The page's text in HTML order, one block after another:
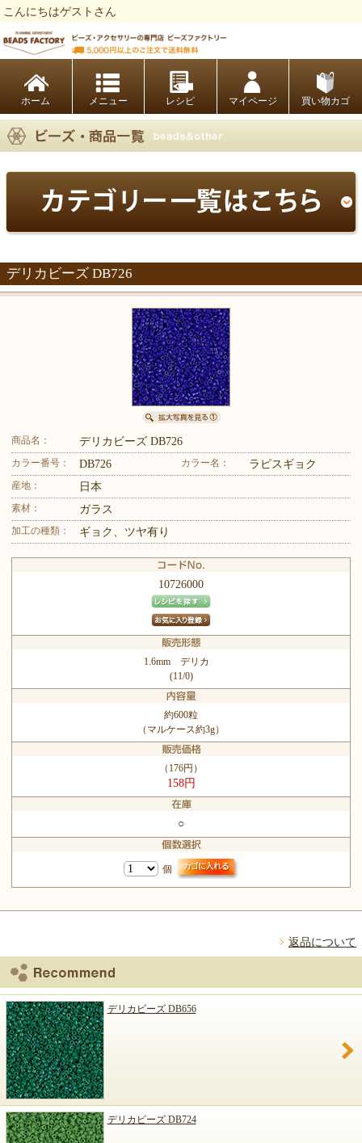
こんにちはゲストさん
ホーム レシピ マイページ 買い物カゴ
デリカビーズ DB726
商品名： デリカビーズ DB726
カラー番号： DB726 カラー名： ラピスギョク
産地： 日本
素材： ガラス
加工の種類： ギョク、ツヤ有り
10726000
1.6mm デリカ
(11/0)
約600粒
（マルケース約3g）
（176円）
158円
○
個
返品について
デリカビーズ DB656
デリカビーズ DB724